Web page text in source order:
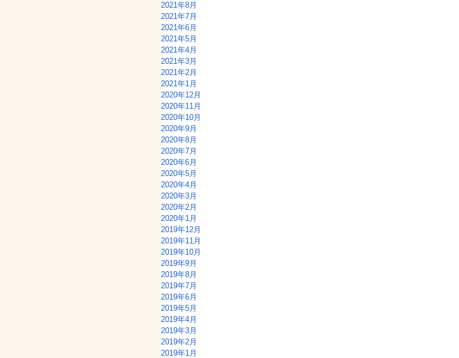
2021年8月
2021年7月
2021年6月
2021年5月
2021年4月
2021年3月
2021年2月
2021年1月
2020年12月
2020年11月
2020年10月
2020年9月
2020年8月
2020年7月
2020年6月
2020年5月
2020年4月
2020年3月
2020年2月
2020年1月
2019年12月
2019年11月
2019年10月
2019年9月
2019年8月
2019年7月
2019年6月
2019年5月
2019年4月
2019年3月
2019年2月
2019年1月